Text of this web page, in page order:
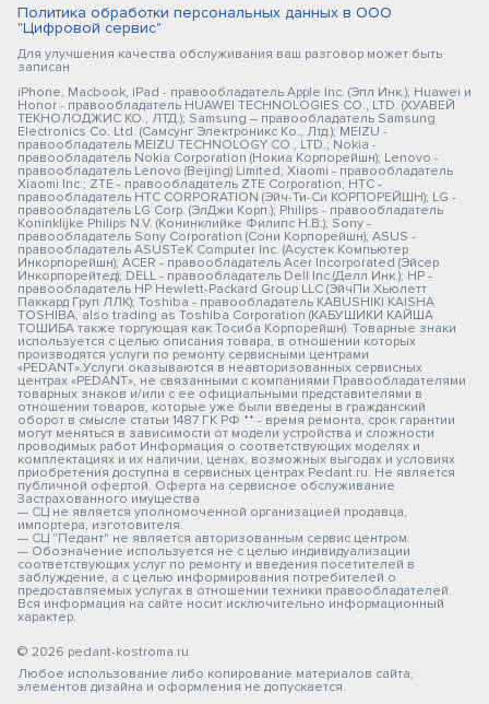
Политика обработки персональных данных в ООО
"Цифровой сервис"
Для улучшения качества обслуживания ваш разговор может быть
записан
iPhone, Macbook, iPad - правообладатель Apple Inc. (Эпл Инк.); Huawei и
Honor - правообладатель HUAWEI TECHNOLOGIES CO., LTD. (ХУАВЕЙ
ТЕКНОЛОДЖИС КО., ЛТД.); Samsung – правообладатель Samsung
Electronics Co. Ltd. (Самсунг Электроникс Ко., Лтд.); MEIZU -
правообладатель MEIZU TECHNOLOGY CO., LTD.; Nokia -
правообладатель Nokia Corporation (Нокиа Корпорейшн); Lenovo -
правообладатель Lenovo (Beijing) Limited; Xiaomi - правообладатель
Xiaomi Inc.; ZTE - правообладатель ZTE Corporation; HTC -
правообладатель HTC CORPORATION (Эйч-Ти-Си КОРПОРЕЙШН); LG -
правообладатель LG Corp. (ЭлДжи Корп.); Philips - правообладатель
Koninklijke Philips N.V. (Конинклийке Филипс Н.В.); Sony -
правообладатель Sony Corporation (Сони Корпорейшн); ASUS -
правообладатель ASUSTeK Computer Inc. (Асустек Компьютер
Инкорпорейшн); ACER - правообладатель Acer Incorporated (Эйсер
Инкорпорейтед); DELL - правообладатель Dell Inc.(Делл Инк.); HP -
правообладатель HP Hewlett-Packard Group LLC (ЭйчПи Хьюлетт
Паккард Груп ЛЛК); Toshiba - правообладатель KABUSHIKI KAISHA
TOSHIBA, also trading as Toshiba Corporation (КАБУШИКИ КАЙША
ТОШИБА также торгующая как Тосиба Корпорейшн). Товарные знаки
используется с целью описания товара, в отношении которых
производятся услуги по ремонту сервисными центрами
«PEDANT».Услуги оказываются в неавторизованных сервисных
центрах «PEDANT», не связанными с компаниями Правообладателями
товарных знаков и/или с ее официальными представителями в
отношении товаров, которые уже были введены в гражданский
оборот в смысле статьи 1487 ГК РФ ** - время ремонта, срок гарантии
могут меняться в зависимости от модели устройства и сложности
проводимых работ Информация о соответствующих моделях и
комплектациях и их наличии, ценах, возможных выгодах и условиях
приобретения доступна в сервисных центрах Pedant.ru. Не является
публичной офертой. Оферта на сервисное обслуживание
Застрахованного имущества
— СЦ не является уполномоченной организацией продавца,
импортера, изготовителя.
— СЦ "Педант" не является авторизованным сервис центром.
— Обозначение используется не с целью индивидуализации
соответствующих услуг по ремонту и введения посетителей в
заблуждение, а с целью информирования потребителей о
предоставляемых услугах в отношении техники правообладателей.
Вся информация на сайте носит исключительно информационный
характер.
© 2026 pedant-kostroma.ru
Любое использование либо копирование материалов сайта,
элементов дизайна и оформления не допускается.